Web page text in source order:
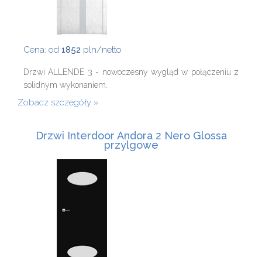
Cena: od 1852 pln/netto
Drzwi ALLENDE 3 - nowoczesny wygląd w połączeniu z
solidnym wykonaniem.
Zobacz szczegóły
Drzwi Interdoor Andora 2 Nero Glossa
przylgowe